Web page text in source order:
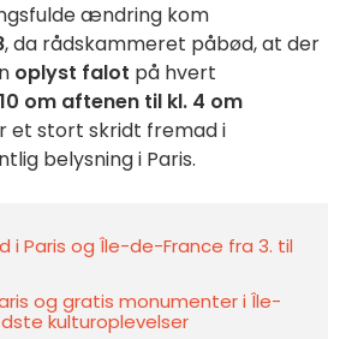
ændring kom
, da rådskammeret påbød, at der
oplyst falot på hvert
om aftenen til kl. 4 om
et stort skridt fremad i
belysning i Paris.
i Paris og Île-de-France fra 3. til
og gratis monumenter i Île-
kulturoplevelser